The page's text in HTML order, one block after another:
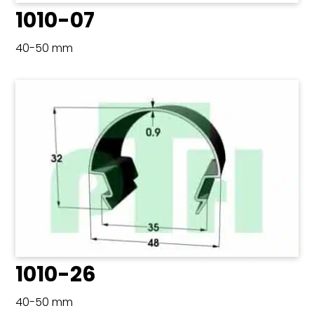
1010-07
40-50 mm
1010-26
40-50 mm